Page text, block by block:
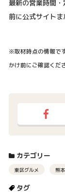
最新の営業時間
前に公式サイトま
※取材時点の情報で
かけ前にご確認くだ
カテゴリー
東区グルメ 熊
タグ